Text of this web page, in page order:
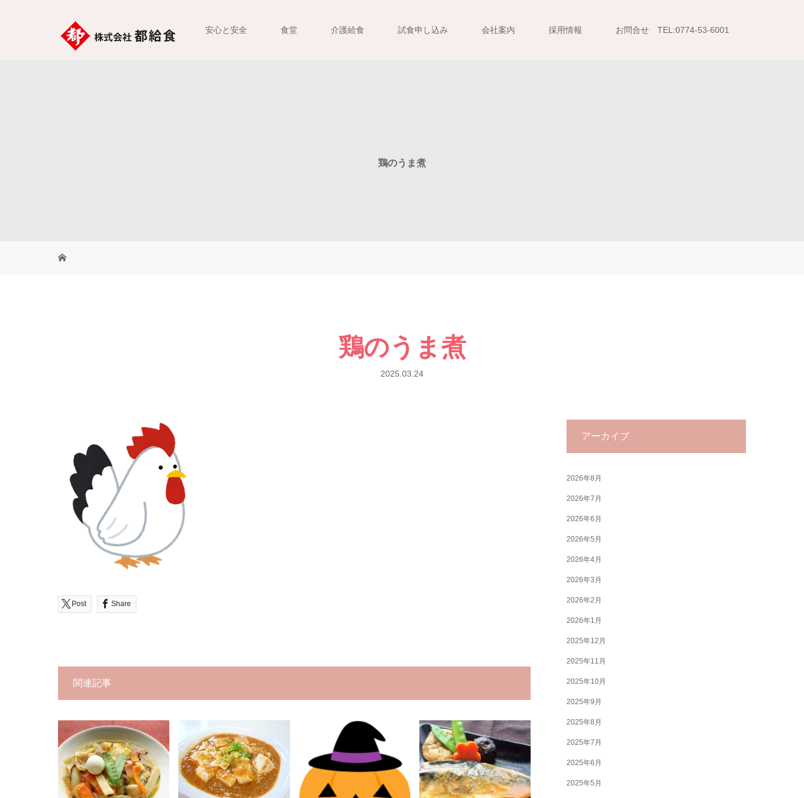
安心と安全 食堂 介護給食 試食申し込み 会社案内 採用情報 お問合せ TEL:0774-53-6001
鶏のうま煮
鶏のうま煮
2025.03.24
Post Share
関連記事
アーカイブ
2026年8月
2026年7月
2026年6月
2026年5月
2026年4月
2026年3月
2026年2月
2026年1月
2025年12月
2025年11月
2025年10月
2025年9月
2025年8月
2025年7月
2025年6月
2025年5月